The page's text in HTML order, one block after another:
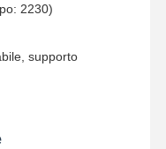
2230)
supporto